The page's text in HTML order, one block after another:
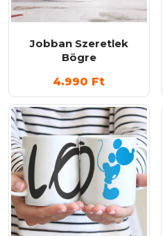
Jobban Szeretlek
Bögre
4.990 Ft